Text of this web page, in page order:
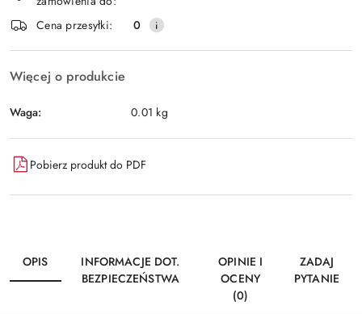
dostawaCena przesyłki:
0
Więcej o produkcie
Waga: 0.01 kg
Pobierz produkt do PDF
OPIS
INFORMACJE DOT.
BEZPIECZEŃSTWA
OPINIE I
OCENY
(0)
ZADAJ
PYTANIE